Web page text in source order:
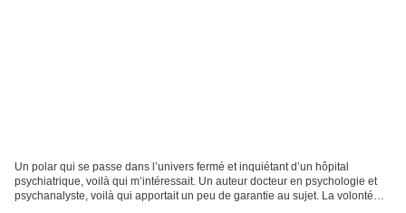
Un polar qui se passe dans l’univers fermé et inquiétant d’un hôpital
psychiatrique, voilà qui m’intéressait. Un auteur docteur en psychologie et
psychanalyste, voilà qui apportait un peu de garantie au sujet. La volonté